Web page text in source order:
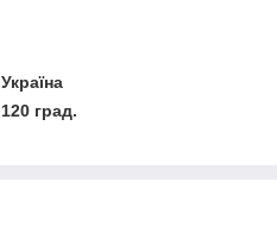
Україна
120 град.